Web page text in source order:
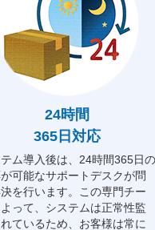
24時間
365日対応
ム導入後は、24時間365日の
可能なサポートデスクが問
を行います。この専門チー
って、システムは正常性監
ているため、お客様は常に